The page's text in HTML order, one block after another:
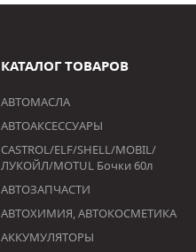
КАТАЛОГ ТОВАРОВ
АВТОМАСЛА
АВТОАКСЕССУАРЫ
CASTROL/ELF/SHELL/MOBIL/
ЛУКОЙЛ/MOTUL Бочки 60л
АВТОЗАПЧАСТИ
АВТОХИМИЯ, АВТОКОСМЕТИКА
АККУМУЛЯТОРЫ